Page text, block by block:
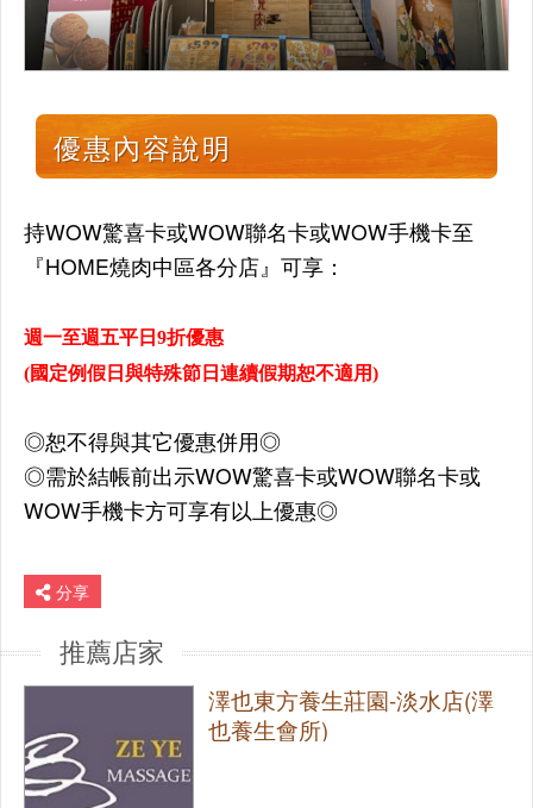
優惠內容說明
持WOW驚喜卡或WOW聯名卡或WOW手機卡至
『HOME燒肉中區各分店』可享：
週一至週五平日9折優惠
(國定例假日與特殊節日連續假期恕不適用)
◎恕不得與其它優惠併用◎
◎需於結帳前出示WOW驚喜卡或WOW聯名卡或
WOW手機卡方可享有以上優惠◎
分享
推薦店家
澤也東方養生莊園-淡水店(澤
也養生會所)